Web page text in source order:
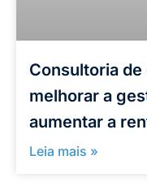
Consultoria
melhorar a
aumentar a
Leia mais »